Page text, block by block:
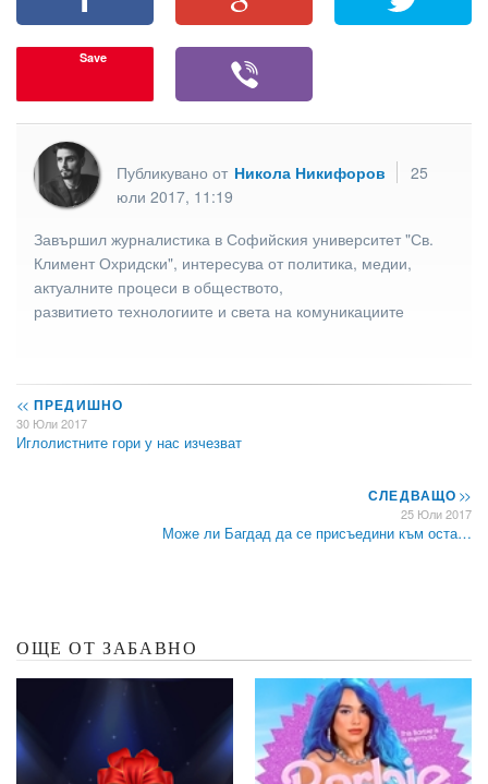
Save
Публикувано от Никола Никифоров
25
юли 2017, 11:19
Завършил журналистика в Софийския университет "Св.
Климент Охридски", интересува от политика, медии,
актуалните процеси в обществото,
развитието технологиите и света на комуникациите
<< ПРЕДИШНО
30 Юли 2017
Иглолистните гори у нас изчезват
СЛЕДВАЩО>>
25 Юли 2017
Може ли Багдад да се присъедини към оста…
ОЩЕ ОТ ЗАБАВНО